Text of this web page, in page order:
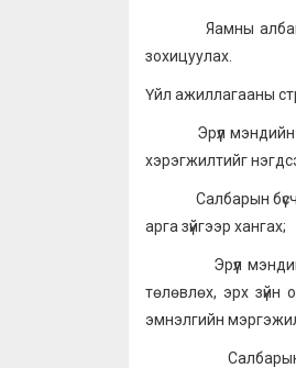
Яамны албан
зохицуулах.
Үйл ажиллагааны
Эрүүл мэндийн
хэрэгжилтийг
Салбарын
арга зүйгээр хангах;
Эрүүл мэндийн
төлөвлөх, эрх зүйн
эмнэлгийн
Салбарын